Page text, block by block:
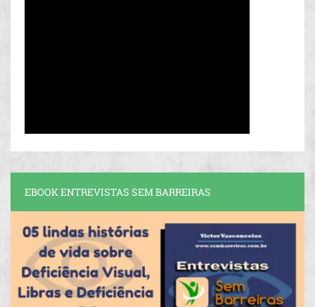
EBOOK ENTREVISTAS SEM BARREIRAS